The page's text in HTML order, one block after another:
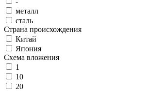
металл
сталь
Страна происхождения
Китай
Япония
Схема вложения
1
10
20